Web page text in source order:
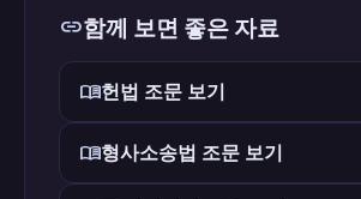
link함께 보면 좋은 자료
menu_book헌법 조문 보기
menu_book형사소송법 조문 보기